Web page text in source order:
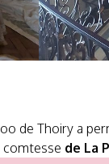
de Thoiry a
de La